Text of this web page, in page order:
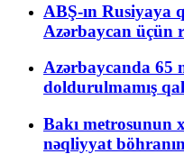
ABŞ-ın Rusiyaya
Azərbaycan üçün
Azərbaycanda 65
doldurulmamış
Bakı metrosunun
nəqliyyat